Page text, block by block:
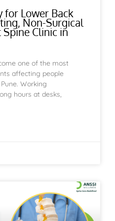
for Lower Back
Non-Surgical
Clinic in
one of the most
affecting people
Working
hours at desks,